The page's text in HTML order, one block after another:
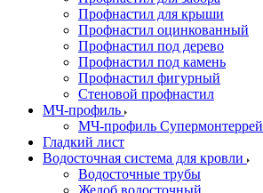
Профнастил для крыши
Профнастил оцинкованный
Профнастил под дерево
Профнастил под камень
Профнастил фигурный
Стеновой профнастил
МЧ-профиль
МЧ-профиль Супермонтеррей
Гладкий лист
Водосточная система для кровли
Водосточные трубы
Желоб водосточный